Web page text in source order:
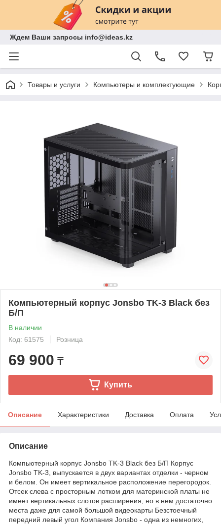
Ждем Ваши запросы info@ideas.kz
Товары и услуги Компьютеры и комплектующие
Компьютерный корпус Jonsbo TK-3 Black без
Б/П
В наличии
Код: 61575
Розница
69 900 ₸
Купить
Описание Характеристики Доставка Оплата
Описание
Компьютерный корпус Jonsbo TK-3 Black без Б/П Корпус
Jonsbo TK-3, выпускается в двух вариантах отделки - черном
и белом. Он имеет вертикальное расположение перегородок.
Отсек слева с просторным лотком для материнской платы не
имеет вертикальных слотов расширения, но в нем достаточно
места даже для самой большой видеокарты Безстоечный
передний левый угол Компания Jonsbo - одна из немногих,